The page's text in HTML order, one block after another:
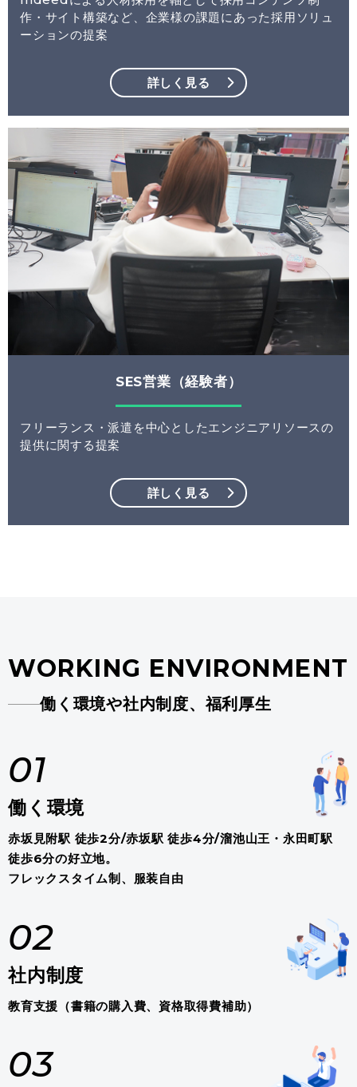
作・サイト構築など、企業様の課題にあった採用ソリュ
ーションの提案
詳しく見る
SES営業（経験者）
フリーランス・派遣を中心としたエンジニアリソースの
提供に関する提案
詳しく見る
WORKING ENVIRONMENT
働く環境や社内制度、福利厚生
01
働く環境
赤坂見附駅 徒歩2分/赤坂駅 徒歩4分/溜池山王・永田町駅
徒歩6分の好立地。
フレックスタイム制、服装自由
02
社内制度
教育支援（書籍の購入費、資格取得費補助）
03